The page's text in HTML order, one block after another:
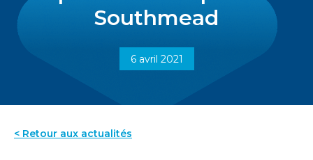
Southmead
6 avril 2021
< Retour aux actualités